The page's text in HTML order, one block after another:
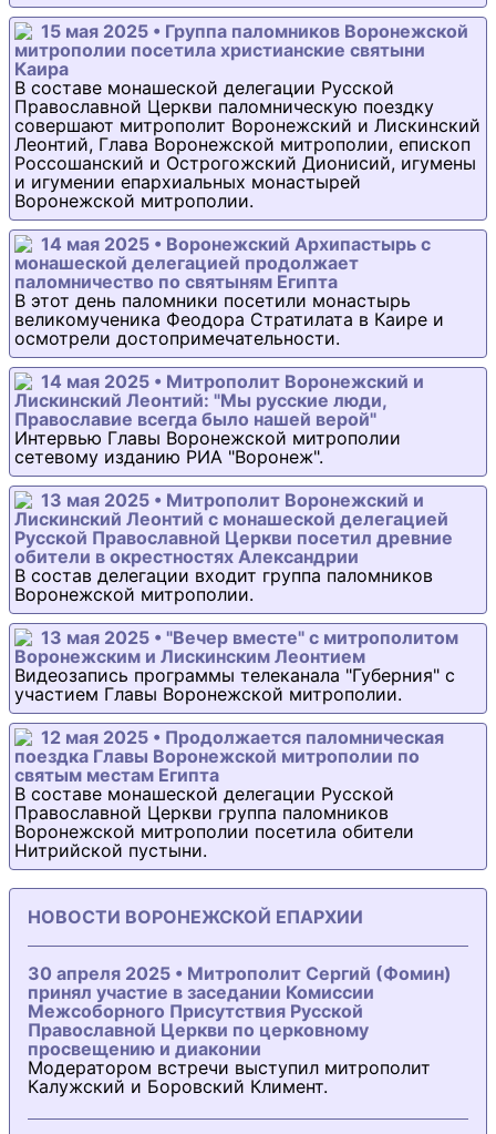
15 мая 2025 • Группа паломников Воронежской
митрополии посетила христианские святыни
Каира
В составе монашеской делегации Русской
Православной Церкви паломническую поездку
совершают митрополит Воронежский и Лискинский
Леонтий, Глава Воронежской митрополии, епископ
Россошанский и Острогожский Дионисий, игумены
и игумении епархиальных монастырей
Воронежской митрополии.
14 мая 2025 • Воронежский Архипастырь с
монашеской делегацией продолжает
паломничество по святыням Египта
В этот день паломники посетили монастырь
великомученика Феодора Стратилата в Каире и
осмотрели достопримечательности.
14 мая 2025 • Митрополит Воронежский и
Лискинский Леонтий: "Мы русские люди,
Православие всегда было нашей верой"
Интервью Главы Воронежской митрополии
сетевому изданию РИА "Воронеж".
13 мая 2025 • Митрополит Воронежский и
Лискинский Леонтий с монашеской делегацией
Русской Православной Церкви посетил древние
обители в окрестностях Александрии
В состав делегации входит группа паломников
Воронежской митрополии.
13 мая 2025 • "Вечер вместе" с митрополитом
Воронежским и Лискинским Леонтием
Видеозапись программы телеканала "Губерния" с
участием Главы Воронежской митрополии.
12 мая 2025 • Продолжается паломническая
поездка Главы Воронежской митрополии по
святым местам Египта
В составе монашеской делегации Русской
Православной Церкви группа паломников
Воронежской митрополии посетила обители
Нитрийской пустыни.
НОВОСТИ ВОРОНЕЖСКОЙ ЕПАРХИИ
30 апреля 2025 • Митрополит Сергий (Фомин)
принял участие в заседании Комиссии
Межсоборного Присутствия Русской
Православной Церкви по церковному
просвещению и диаконии
Модератором встречи выступил митрополит
Калужский и Боровский Климент.